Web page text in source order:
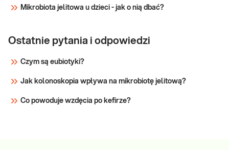
Mikrobiota jelitowa u dzieci - jak o nią dbać?
Ostatnie pytania i odpowiedzi
Czym są eubiotyki?
Jak kolonoskopia wpływa na mikrobiotę jelitową?
Co powoduje wzdęcia po kefirze?